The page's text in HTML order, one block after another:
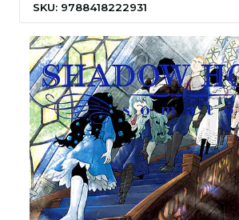
SKU: 9788418222931